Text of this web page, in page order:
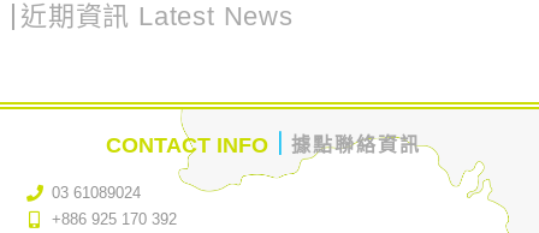
近期資訊 Latest News
CONTACT INFO 據點聯絡資訊
03 61089024
+886 925 170 392